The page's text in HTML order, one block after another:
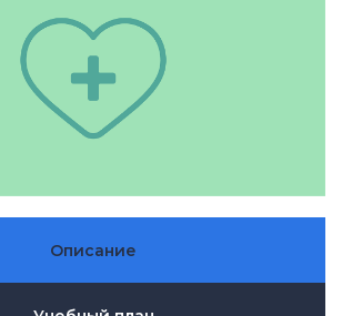
Описание